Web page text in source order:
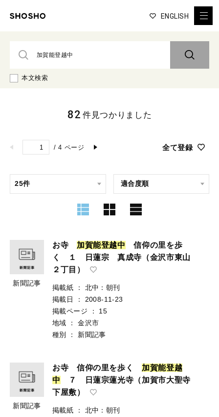
ENGLISH
本文検索
/ 4 ページ 全て登録
82 件見つかりました
新聞記事
お寺 加賀能登越中
信仰の里を歩
く １ 日蓮宗 真成寺（金沢市東山
２丁目）
掲載紙 ：
北中：朝刊
掲載日
：
2008-11-23
掲載ページ
：
15
地域
：
金沢市
種別
： 新聞記事
新聞記事
お寺 信仰の里を歩く 加賀能登越
中 ７ 日蓮宗蓮光寺（加賀市大聖寺
下屋敷）
掲載紙 ：
北中：朝刊